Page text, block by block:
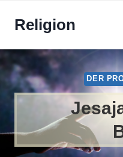
InhaltReligion
DER